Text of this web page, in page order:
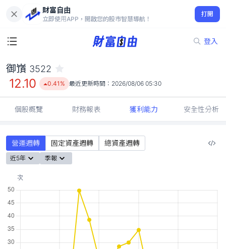
財富自由
立即使用APP，開啟您的股市智慧導航！
打開
登入
12.10
0.41%
御嵿 3522
12.10 0.41% 最近更新時間： 2026/08/06 05:30
個股概覽 財務報表 獲利能力 安全性分析
營運週轉 固定資產週轉 總資產週轉
近5年 季報